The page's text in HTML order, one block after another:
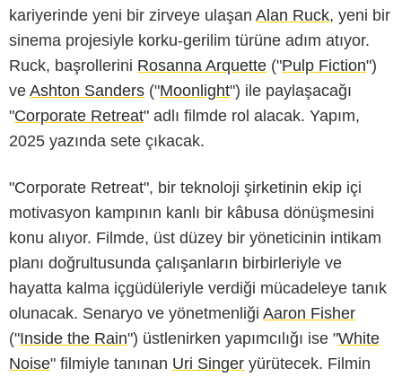
kariyerinde yeni bir zirveye ulaşan Alan Ruck, yeni bir
sinema projesiyle korku-gerilim türüne adım atıyor.
Ruck, başrollerini Rosanna Arquette ("Pulp Fiction")
ve Ashton Sanders ("Moonlight") ile paylaşacağı
"Corporate Retreat" adlı filmde rol alacak. Yapım,
2025 yazında sete çıkacak.
"Corporate Retreat", bir teknoloji şirketinin ekip içi
motivasyon kampının kanlı bir kâbusa dönüşmesini
konu alıyor. Filmde, üst düzey bir yöneticinin intikam
planı doğrultusunda çalışanların birbirleriyle ve
hayatta kalma içgüdüleriyle verdiği mücadeleye tanık
olunacak. Senaryo ve yönetmenliği Aaron Fisher
("Inside the Rain") üstlenirken yapımcılığı ise "White
Noise" filmiyle tanınan Uri Singer yürütecek. Filmin